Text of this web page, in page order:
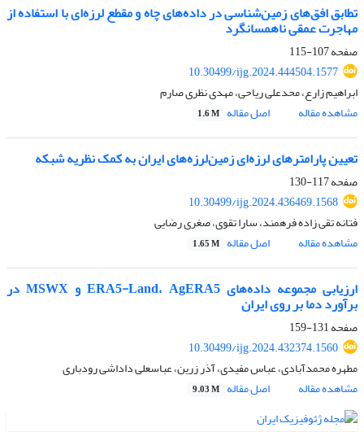
تطابق افق‌های زمین‌شناسی در داده‌های چاه و مقطع لرزه‌ای با استفاده از
مهاجرت عمقی ناهمسانگرد
صفحه107-115
10.30499/ijg.2024.444504.1577
ابراهیم زارع، محدعلی ریاحی، مهدی نظری صارم
مشاهده مقاله
اصل مقاله 1.6 M
تعیین پارامترهای لرزه‌ای زمین‌لرزه‌های ایران به کمک نظریه شبکه
صفحه117-130
10.30499/ijg.2024.436469.1568
فتانه تقی زاده فرهمند، سارا تقوی، صغری رضایی
مشاهده مقاله
اصل مقاله 1.65 M
ارزیابی مجموعه داده‌های ERA5-Land، AgERA5 و MSWX در
برآورد دما بر روی ایران
صفحه131-159
10.30499/ijg.2024.432374.1560
مطهره محمدآبادی، عباس مفیدی، آذر زرین، عباسعلی داداشی رودباری
مشاهده مقاله
اصل مقاله 9.03 M